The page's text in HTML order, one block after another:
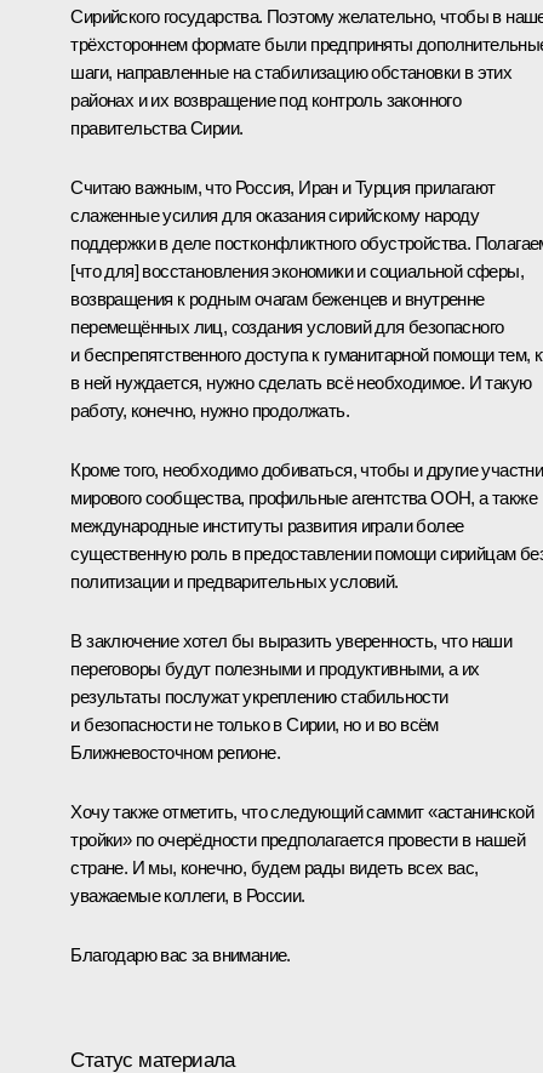
Сирийского государства. Поэтому желательно, чтобы в
трёхстороннем формате были предприняты
шаги, направленные на стабилизацию обстановки в этих
районах и их возвращение под контроль законного
правительства Сирии.
Считаю важным, что Россия, Иран и Турция прилагают
слаженные усилия для оказания сирийскому народу
поддержки в деле постконфликтного обустройства.
[что для] восстановления экономики и социальной сферы,
возвращения к родным очагам беженцев и внутренне
перемещённых лиц, создания условий для безопасного
и беспрепятственного доступа к гуманитарной помощи тем,
в ней нуждается, нужно сделать всё необходимое. И такую
работу, конечно, нужно продолжать.
Кроме того, необходимо добиваться, чтобы и другие
мирового сообщества, профильные агентства ООН, а также
международные институты развития играли более
существенную роль в предоставлении помощи сирийцам
политизации и предварительных условий.
В заключение хотел бы выразить уверенность, что наши
переговоры будут полезными и продуктивными, а их
результаты послужат укреплению стабильности
и безопасности не только в Сирии, но и во всём
Ближневосточном регионе.
Хочу также отметить, что следующий саммит «астанинской
тройки» по очерёдности предполагается провести в нашей
стране. И мы, конечно, будем рады видеть всех вас,
уважаемые коллеги, в России.
Благодарю вас за внимание.
Статус материала